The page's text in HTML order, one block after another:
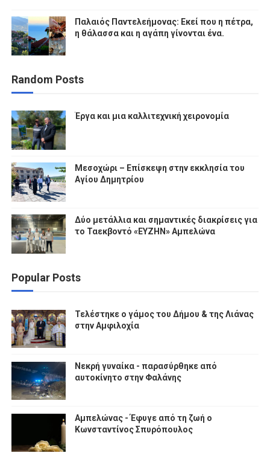
Παλαιός Παντελεήμονας: Εκεί που η πέτρα,
η θάλασσα και η αγάπη γίνονται ένα.
Random Posts
Έργα και μια καλλιτεχνική χειρονομία
Μεσοχώρι – Επίσκεψη στην εκκλησία του
Αγίου Δημητρίου
Δύο μετάλλια και σημαντικές διακρίσεις για
το Ταεκβοντό «ΕΥΖΗΝ» Αμπελώνα
Popular Posts
Τελέστηκε ο γάμος του Δήμου & της Λιάνας
στην Αμφιλοχία
Νεκρή γυναίκα - παρασύρθηκε από
αυτοκίνητο στην Φαλάνης
Αμπελώνας - Έφυγε από τη ζωή ο
Κωνσταντίνος Σπυρόπουλος